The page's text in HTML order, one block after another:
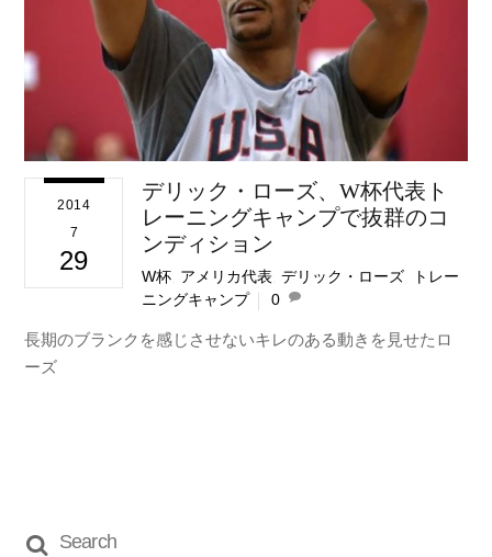
2014
7
29
デリック・ローズ、W杯代表ト
レーニングキャンプで抜群のコ
ンディション
W杯 アメリカ代表 ,デリック・ローズ
トレー
ニングキャンプ
0
長期のブランクを感じさせないキレのある動きを見せたロ
ーズ